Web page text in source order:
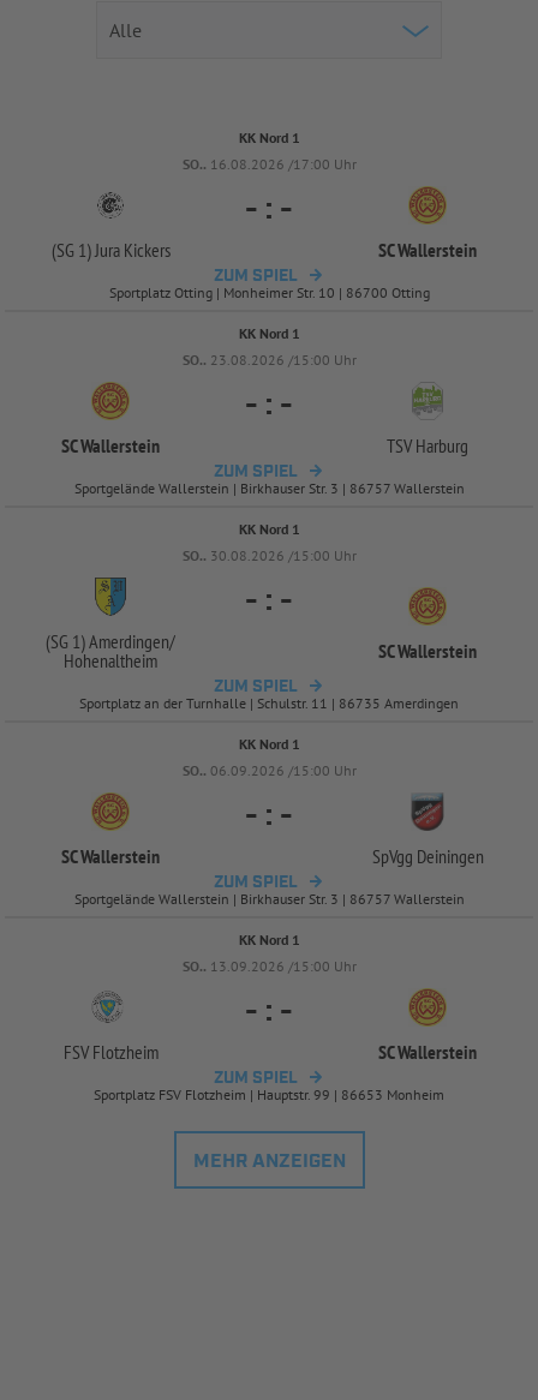
KK Nord 1
SO.. 16.08.2026 /17:00 Uhr
(SG 1) Jura Kickers
- : -
SC Wallerstein
ZUM SPIEL
Sportplatz Otting | Monheimer Str. 10 | 86700 Otting
KK Nord 1
SO.. 23.08.2026 /15:00 Uhr
SC Wallerstein
- : -
TSV Harburg
ZUM SPIEL
Sportgelände Wallerstein | Birkhauser Str. 3 | 86757 Wallerstein
KK Nord 1
SO.. 30.08.2026 /15:00 Uhr
(SG 1) Amerdingen/
Hohenaltheim
- : -
SC Wallerstein
ZUM SPIEL
Sportplatz an der Turnhalle | Schulstr. 11 | 86735 Amerdingen
KK Nord 1
SO.. 06.09.2026 /15:00 Uhr
SC Wallerstein
- : -
SpVgg Deiningen
ZUM SPIEL
Sportgelände Wallerstein | Birkhauser Str. 3 | 86757 Wallerstein
KK Nord 1
SO.. 13.09.2026 /15:00 Uhr
FSV Flotzheim
- : -
SC Wallerstein
ZUM SPIEL
Sportplatz FSV Flotzheim | Hauptstr. 99 | 86653 Monheim
MEHR ANZEIGEN